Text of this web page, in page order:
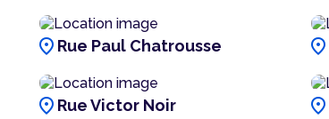
location_on Rue Paul Chatrousse location_on
location_on Rue Victor Noir location_on